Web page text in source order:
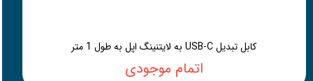
کابل تبدیل USB-C به لایتنینگ اپل به طول 1 متر
اتمام موجودی